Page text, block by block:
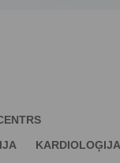
KARDIOLOĢIJA